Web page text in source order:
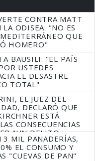
CONTRA MATT
LA ODISEA: "NO ES
QUE
HOMERO"
A BAUSILI: "EL PAÍS
USTEDES
EL DESASTRE
TOTAL"
EL JUEZ DEL
DECLARÓ QUE
ESTÁ
CONSECUENCIAS
"UN DELITO
3 MIL PANADERÍAS,
EL CONSUMO Y
"CUEVAS DE PAN"